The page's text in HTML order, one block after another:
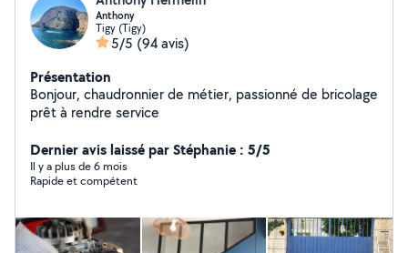
Anthony
Tigy (Tigy)
5/5 (94 avis)
Présentation
Bonjour, chaudronnier de métier, passionné de bricolage
prêt à rendre service
Dernier avis laissé par Stéphanie : 5/5
Il y a plus de 6 mois
Rapide et compétent